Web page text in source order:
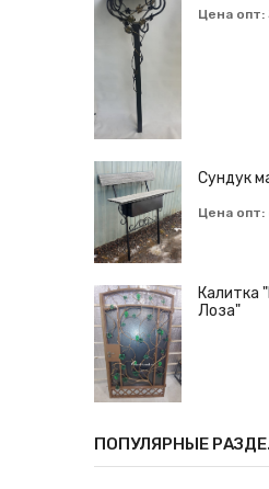
Цена опт:
Сундук
Цена опт:
Калитка
Лоза"
ПОПУЛЯРНЫЕ